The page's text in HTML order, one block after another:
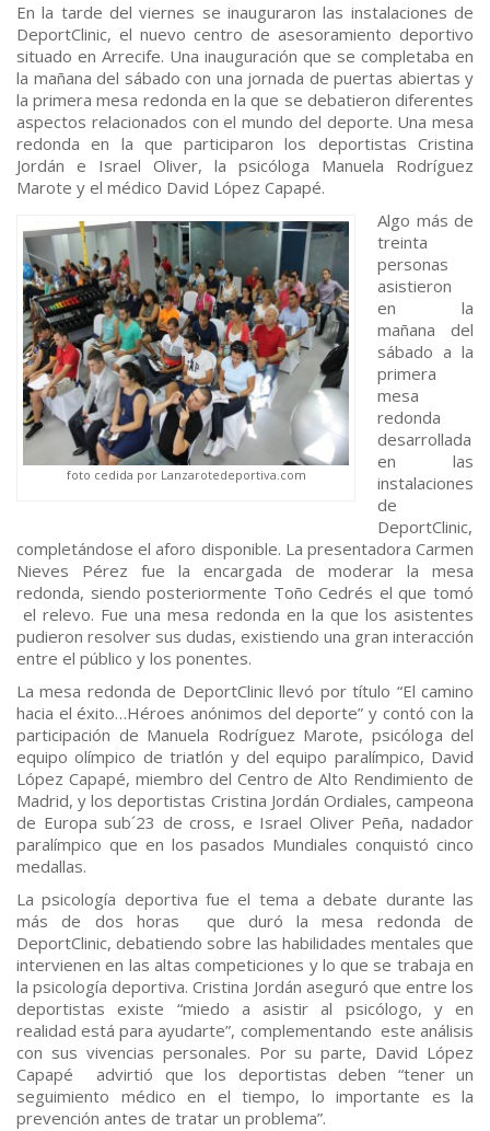
En la tarde del viernes se inauguraron las instalaciones de
DeportClinic, el nuevo centro de asesoramiento deportivo
situado en Arrecife. Una inauguración que se completaba en
la mañana del sábado con una jornada de puertas abiertas y
la primera mesa redonda en la que se debatieron diferentes
aspectos relacionados con el mundo del deporte. Una mesa
redonda en la que participaron los deportistas Cristina
Jordán e Israel Oliver, la psicóloga Manuela Rodríguez
Marote y el médico David López Capapé.
foto cedida por Lanzarotedeportiva.com
Algo más de
treinta
personas
asistieron
en la
mañana del
sábado a la
primera
mesa
redonda
desarrollada
en las
instalaciones
de
DeportClinic,
completándose el aforo disponible. La presentadora Carmen
Nieves Pérez fue la encargada de moderar la mesa
redonda, siendo posteriormente Toño Cedrés el que tomó
el relevo. Fue una mesa redonda en la que los asistentes
pudieron resolver sus dudas, existiendo una gran interacción
entre el público y los ponentes.
La mesa redonda de DeportClinic llevó por título “El camino
hacia el éxito…Héroes anónimos del deporte” y contó con la
participación de Manuela Rodríguez Marote, psicóloga del
equipo olímpico de triatlón y del equipo paralímpico, David
López Capapé, miembro del Centro de Alto Rendimiento de
Madrid, y los deportistas Cristina Jordán Ordiales, campeona
de Europa sub´23 de cross, e Israel Oliver Peña, nadador
paralímpico que en los pasados Mundiales conquistó cinco
medallas.
La psicología deportiva fue el tema a debate durante las
más de dos horas que duró la mesa redonda de
DeportClinic, debatiendo sobre las habilidades mentales que
intervienen en las altas competiciones y lo que se trabaja en
la psicología deportiva. Cristina Jordán aseguró que entre los
deportistas existe “miedo a asistir al psicólogo, y en
realidad está para ayudarte”, complementando este análisis
con sus vivencias personales. Por su parte, David López
Capapé advirtió que los deportistas deben “tener un
seguimiento médico en el tiempo, lo importante es la
prevención antes de tratar un problema”.